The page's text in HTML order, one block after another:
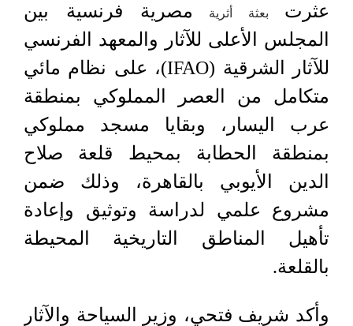
عثرت بعثة أثرية
مصرية فرنسية بين
المجلس الأعلى للآثار والمعهد الفرنسي
للآثار الشرقية (IFAO)، على نظام مائي
متكامل من العصر المملوكي بمنطقة
عرب اليسار، وبقايا مسجد مملوكي
بمنطقة الحطابة بمحيط قلعة صلاح
الدين الأيوبي بالقاهرة، وذلك ضمن
مشروع علمي لدراسة وتوثيق وإعادة
تأهيل المناطق التاريخية المحيطة
بالقلعة.
وأكد شريف فتحي، وزير السياحة والآثار